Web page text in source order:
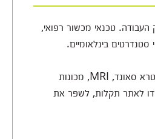
טכנאי מכשור רפואי,
בינלאומיים.
בין התכנים תמצאו מבוא למחשבים, תוכנות, מכשירי דימות, מכשירי רנטגן, מכשירי אולטרא סאונד, MRI, מכונות
לאתר תקלות, לשפר את